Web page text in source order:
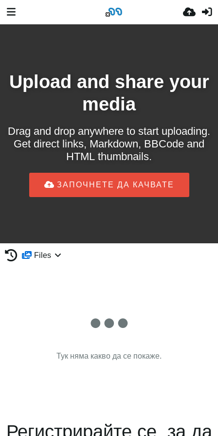
Upload and share your
media
Drag and drop anywhere to start uploading.
Get direct links, Markdown, BBCode and
HTML thumbnails.
ЗАПОЧНЕТЕ ДА КАЧВАТЕ
Files
Тук няма какво да се покаже.
Регистрирайте се, за да